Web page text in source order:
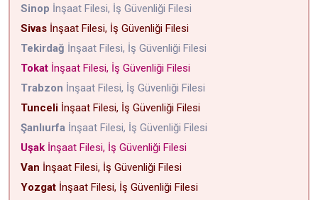
Sinop İnşaat Filesi, İş Güvenliği Filesi
Sivas İnşaat Filesi, İş Güvenliği Filesi
Tekirdağ İnşaat Filesi, İş Güvenliği Filesi
Tokat İnşaat Filesi, İş Güvenliği Filesi
Trabzon İnşaat Filesi, İş Güvenliği Filesi
Tunceli İnşaat Filesi, İş Güvenliği Filesi
Şanlıurfa İnşaat Filesi, İş Güvenliği Filesi
Uşak İnşaat Filesi, İş Güvenliği Filesi
Van İnşaat Filesi, İş Güvenliği Filesi
Yozgat İnşaat Filesi, İş Güvenliği Filesi